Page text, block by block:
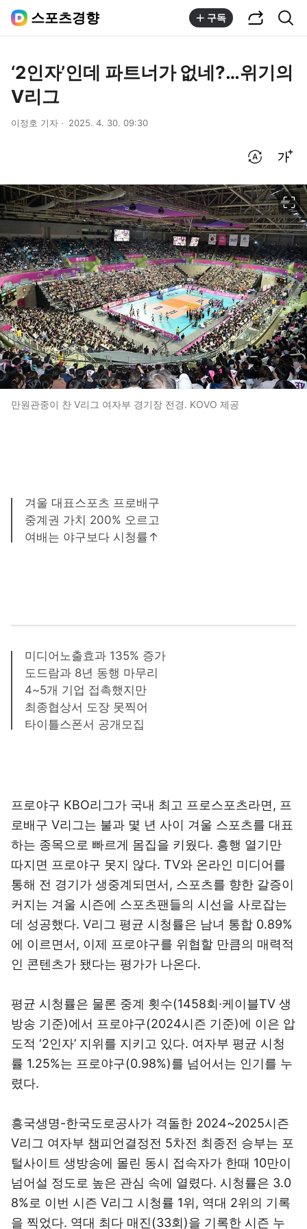
스포츠경향 구독
‘2인자’인데 파트너가 없네?…위기의
V리그
이정호 기자 2025. 4. 30. 09:30
만원관중이 찬 V리그 여자부 경기장 전경. KOVO 제공
겨울 대표스포츠 프로배구
중계권 가치 200% 오르고
여배는 야구보다 시청률↑
미디어노출효과 135% 증가
도드람과 8년 동행 마무리
4~5개 기업 접촉했지만
최종협상서 도장 못찍어
타이틀스폰서 공개모집
프로야구 KBO리그가 국내 최고 프로스포츠라면, 프
로배구 V리그는 불과 몇 년 사이 겨울 스포츠를 대표
하는 종목으로 빠르게 몸집을 키웠다. 흥행 열기만
따지면 프로야구 못지 않다. TV와 온라인 미디어를
통해 전 경기가 생중계되면서, 스포츠를 향한 갈증이
커지는 겨울 시즌에 스포츠팬들의 시선을 사로잡는
데 성공했다. V리그 평균 시청률은 남녀 통합 0.89%
에 이르면서, 이제 프로야구를 위협할 만큼의 매력적
인 콘텐츠가 됐다는 평가가 나온다.
평균 시청률은 물론 중계 횟수(1458회·케이블TV 생
방송 기준)에서 프로야구(2024시즌 기준)에 이은 압
도적 ‘2인자’ 지위를 지키고 있다. 여자부 평균 시청
률 1.25%는 프로야구(0.98%)를 넘어서는 인기를 누
렸다.
흥국생명-한국도로공사가 격돌한 2024~2025시즌
V리그 여자부 챔피언결정전 5차전 최종전 승부는 포
털사이트 생방송에 몰린 동시 접속자가 한때 10만이
넘어설 정도로 높은 관심 속에 열렸다. 시청률은 3.0
8%로 이번 시즌 V리그 시청률 1위, 역대 2위의 기록
을 찍었다. 역대 최다 매진(33회)을 기록한 시즌 누